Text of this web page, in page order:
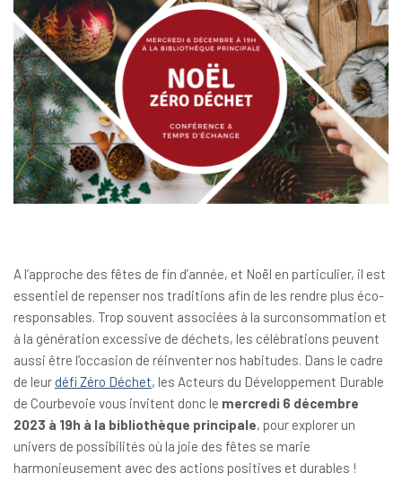
A l’approche des fêtes de fin d’année, et Noël en particulier, il est
essentiel de repenser nos traditions afin de les rendre plus éco-
responsables. Trop souvent associées à la surconsommation et
à la génération excessive de déchets, les célébrations peuvent
aussi être l’occasion de réinventer nos habitudes. Dans le cadre
de leur défi Zéro Déchet, les Acteurs du Développement Durable
de Courbevoie vous invitent donc le mercredi 6 décembre
2023 à 19h à la bibliothèque principale, pour explorer un
univers de possibilités où la joie des fêtes se marie
harmonieusement avec des actions positives et durables !